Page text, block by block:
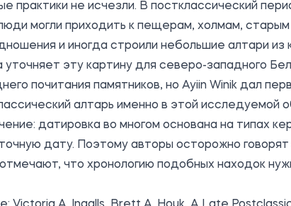
практики не исчезли. В постклассический
могли приходить к пещерам, холмам,
и иногда строили небольшие алтари из
уточняет эту картину для северо-западного
почитания памятников, но Ayiin Winik дал
алтарь именно в этой исследуемой
датировка во многом основана на типах
дату. Поэтому авторы осторожно
что хронологию подобных находок